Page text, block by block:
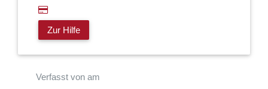
Zur Hilfe
Verfasst von am